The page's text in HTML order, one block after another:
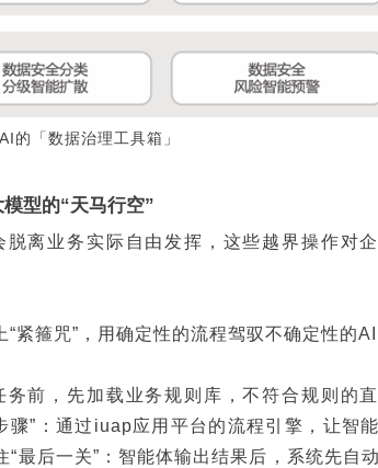
的「数据治理工具箱」
型的“天马行空”
离业务实际自由发挥，这些越界操作对
紧箍咒”，用确定性的流程驾驭不确定性的AI
前，先加载业务规则库，不符合规则的
骤”：通过iuap应用平台的流程引擎，让智
“最后一关”：智能体输出结果后，系统先自